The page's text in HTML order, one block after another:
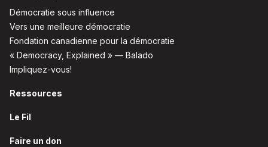
Démocratie sous influence
Vers une meilleure démocratie
Fondation canadienne pour la démocratie
« Democracy, Explained » — Balado
Impliquez-vous!
Ressources
Le Fil
Faire un don